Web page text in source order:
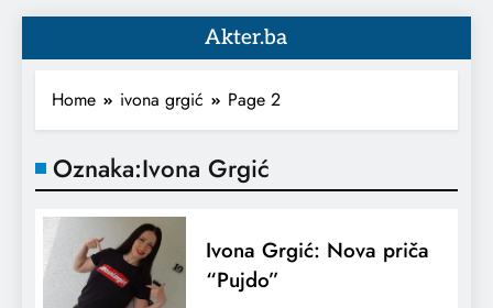
Akter.ba
Home ivona grgić Page 2
Oznaka:Ivona Grgić
Ivona Grgić: Nova priča
“Pujdo”